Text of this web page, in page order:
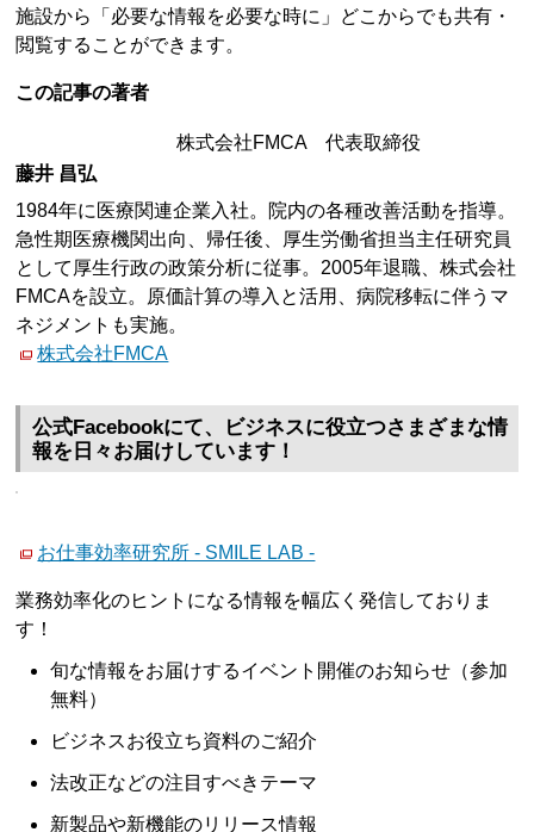
施設から「必要な情報を必要な時に」どこからでも共有・
閲覧することができます。
この記事の著者
株式会社FMCA 代表取締役
藤井 昌弘
1984年に医療関連企業入社。院内の各種改善活動を指導。
急性期医療機関出向、帰任後、厚生労働省担当主任研究員
として厚生行政の政策分析に従事。2005年退職、株式会社
FMCAを設立。原価計算の導入と活用、病院移転に伴うマ
ネジメントも実施。
株式会社FMCA
公式Facebookにて、ビジネスに役立つさまざまな情
報を日々お届けしています！
お仕事効率研究所 - SMILE LAB -
業務効率化のヒントになる情報を幅広く発信しておりま
す！
旬な情報をお届けするイベント開催のお知らせ（参加
無料）
ビジネスお役立ち資料のご紹介
法改正などの注目すべきテーマ
新製品や新機能のリリース情報